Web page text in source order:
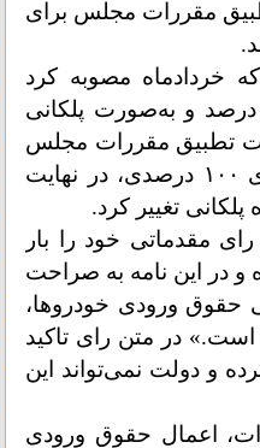
مقررات مجلس برای
خردادماه مصوبه کرد
حقوق ورودی محصولات وارداتی را ۱۰۷ درصد و به‌صورت پلکانی
تطبیق مقررات مجلس
با مصوبه دولت و تاکید این هیات بر حقوق ورودی ۱۰۰ درصدی، در نهایت
مقدماتی خود را بار
و در این نامه به صراحت
حقوق ورودی خودروها،
با بند (ر) تبصره (۱) قانون بودجه سال ۱۴۰۴ است‌.» در متن رای تاکید
۱۰۰ درصد تعیین کرده و دولت نمی‌تواند این
اعمال حقوق ورودی